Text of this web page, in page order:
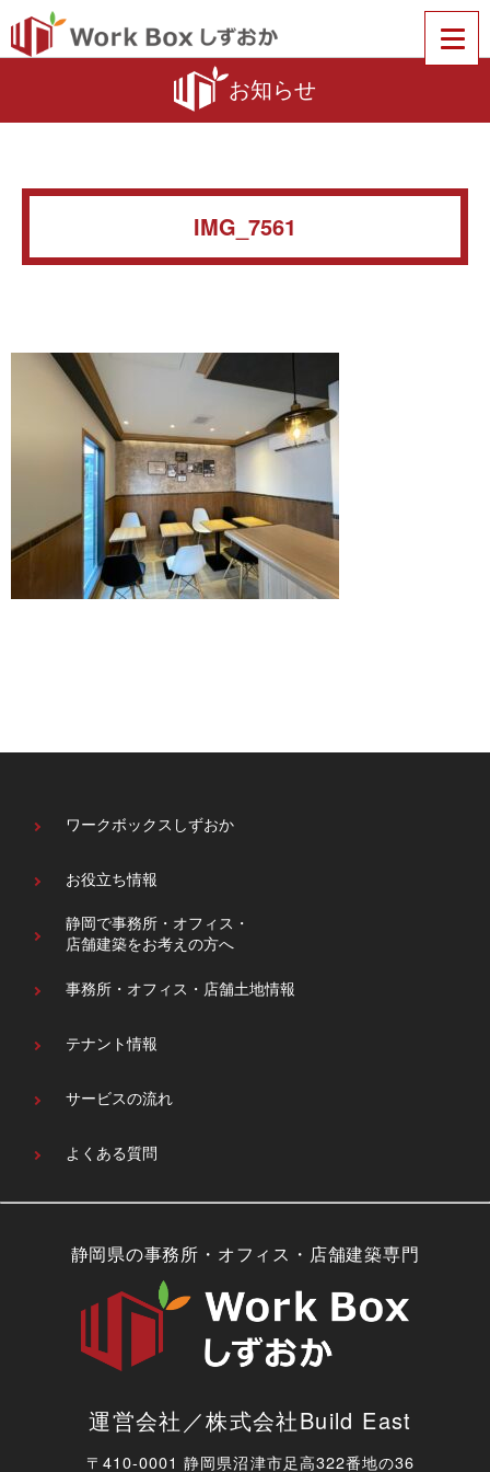
お知らせ
IMG_7561
ワークボックスしずおか
お役立ち情報
静岡で事務所・オフィス・
店舗建築をお考えの方へ
事務所・オフィス・ 店舗土地情報
テナント情報
サービスの流れ
よくある質問
静岡県の事務所・オフィス・店舗建築専門
運営会社／株式会社Build East
〒410-0001 静岡県沼津市足高322番地の36